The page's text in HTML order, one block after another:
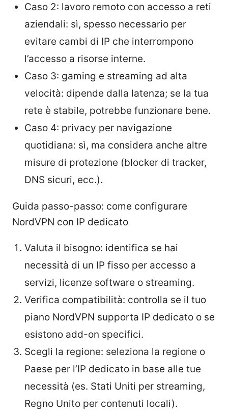
Caso 2: lavoro remoto con accesso a reti
aziendali: sì, spesso necessario per
evitare cambi di IP che interrompono
l’accesso a risorse interne.
Caso 3: gaming e streaming ad alta
velocità: dipende dalla latenza; se la tua
rete è stabile, potrebbe funzionare bene.
Caso 4: privacy per navigazione
quotidiana: sì, ma considera anche altre
misure di protezione (blocker di tracker,
DNS sicuri, ecc.).
Guida passo-passo: come configurare
NordVPN con IP dedicato
Valuta il bisogno: identifica se hai
necessità di un IP fisso per accesso a
servizi, licenze software o streaming.
Verifica compatibilità: controlla se il tuo
piano NordVPN supporta IP dedicato o se
esistono add-on specifici.
Scegli la regione: seleziona la regione o
Paese per l’IP dedicato in base alle tue
necessità (es. Stati Uniti per streaming,
Regno Unito per contenuti locali).